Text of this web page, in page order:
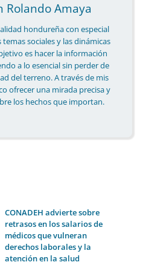
Rolando Amaya
hondureña con especial
sociales y las dinámicas
es hacer la información
a lo esencial sin perder de
del terreno. A través de mis
ofrecer una mirada precisa y
los hechos que importan.
CONADEH advierte sobre
retrasos en los salarios de
médicos que vulneran
derechos laborales y la
atención en la salud